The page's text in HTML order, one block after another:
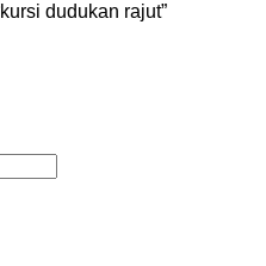
dudukan rajut”